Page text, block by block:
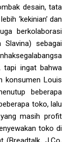
desain, tata
‘kekinian’ dan
berkolaborasi
sebagai
tapi ingat bahwa
konsumen Louis
beberapa
toko, lalu
masih profit
toko di